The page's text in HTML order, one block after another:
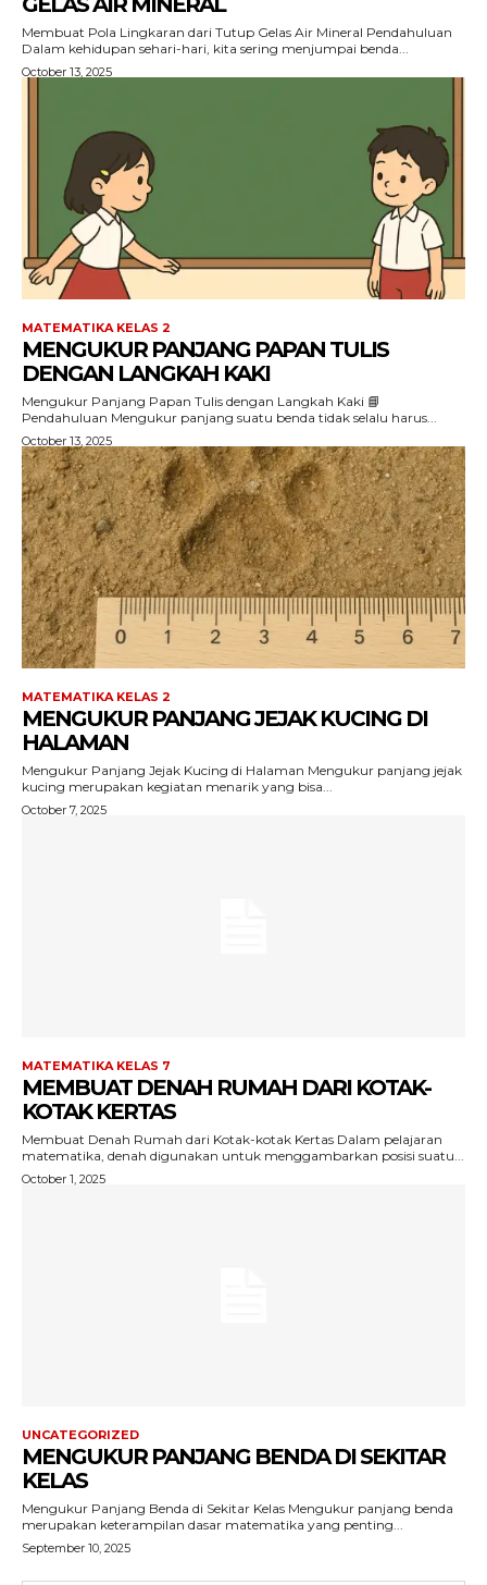
Membuat Pola Lingkaran dari Tutup Gelas Air Mineral Pendahuluan
Dalam kehidupan sehari-hari, kita sering menjumpai benda...
October 13, 2025
MATEMATIKA KELAS 2
MENGUKUR PANJANG PAPAN TULIS
DENGAN LANGKAH KAKI
Mengukur Panjang Papan Tulis dengan Langkah Kaki 📘
Pendahuluan Mengukur panjang suatu benda tidak selalu harus...
October 13, 2025
MATEMATIKA KELAS 2
MENGUKUR PANJANG JEJAK KUCING DI
HALAMAN
Mengukur Panjang Jejak Kucing di Halaman Mengukur panjang jejak
kucing merupakan kegiatan menarik yang bisa...
October 7, 2025
MATEMATIKA KELAS 7
MEMBUAT DENAH RUMAH DARI KOTAK-
KOTAK KERTAS
Membuat Denah Rumah dari Kotak-kotak Kertas Dalam pelajaran
matematika, denah digunakan untuk menggambarkan posisi suatu...
October 1, 2025
UNCATEGORIZED
MENGUKUR PANJANG BENDA DI SEKITAR
KELAS
Mengukur Panjang Benda di Sekitar Kelas Mengukur panjang benda
merupakan keterampilan dasar matematika yang penting...
September 10, 2025